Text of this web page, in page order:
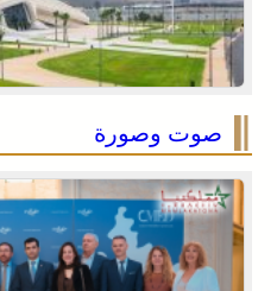
صوت وصورة